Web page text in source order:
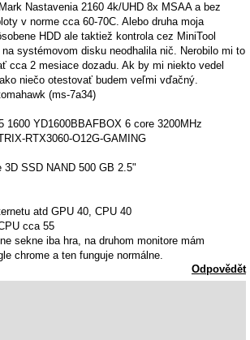
Nastavenia 2160 4k/UHD 8x MSAA a bez
v norme cca 60-70C. Alebo druha moja
HDD ale taktiež kontrola cez MiniTool
systémovom disku neodhalila nič. Nerobilo mi to
cca 2 mesiace dozadu. Ak by mi niekto vedel
niečo otestovať budem veľmi vďačný.
(ms-7a34)
1600 YD1600BBAFBOX 6 core 3200MHz
RTX3060-O12G-GAMING
SSD NAND 500 GB 2.5"
atd GPU 40, CPU 40
cca 55
sekne iba hra, na druhom monitore mám
chrome a ten funguje normálne.
Odpovědět